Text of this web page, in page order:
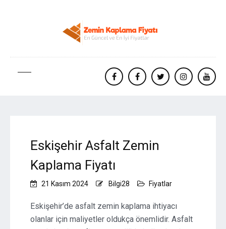
facebookFacebooktwitterinstagram
Eskişehir Asfalt Zemin
Kaplama Fiyatı
21 Kasım 2024 Bilgi28 Fiyatlar
Eskişehir’de asfalt zemin kaplama ihtiyacı
olanlar için maliyetler oldukça önemlidir. Asfalt